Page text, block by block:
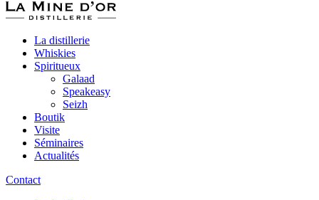
La distillerie
Whiskies
Spiritueux
Galaad
Speakeasy
Seizh
Boutik
Visite
Séminaires
Actualités
Contact